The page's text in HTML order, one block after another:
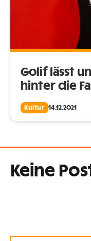
Golif lässt
hinter die
Kultur 14.12.2021
Keine